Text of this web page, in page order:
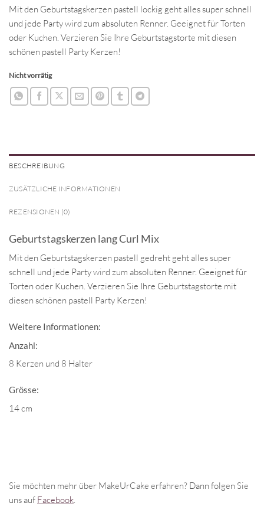
Mit den Geburtstagskerzen pastell lockig geht alles super schnell
und jede Party wird zum absoluten Renner. Geeignet für Torten
oder Kuchen. Verzieren Sie Ihre Geburtstagstorte mit diesen
schönen pastell Party Kerzen!
Nicht vorrätig
BESCHREIBUNG
ZUSÄTZLICHE INFORMATIONEN
REZENSIONEN (0)
Geburtstagskerzen lang Curl Mix
Mit den Geburtstagskerzen pastell gedreht geht alles super
schnell und jede Party wird zum absoluten Renner. Geeignet für
Torten oder Kuchen. Verzieren Sie Ihre Geburtstagstorte mit
diesen schönen pastell Party Kerzen!
Weitere Informationen:
Anzahl:
8 Kerzen und 8 Halter
Grösse:
14 cm
Sie möchten mehr über MakeUrCake erfahren? Dann folgen Sie
uns auf Facebook.